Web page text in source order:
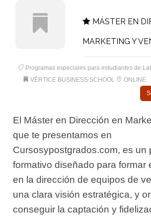
MÁSTER EN
MARKETING Y
Programas especiales para estudiantes de
VÉRTICE BUSINESS SCHOOL
ONLINE
El Máster en Dirección en
que te presentamos en
Cursosypostgrados.com, es un
formativo diseñado para formar
en la dirección de equipos de
una clara visión estratégica, y
conseguir la captación y